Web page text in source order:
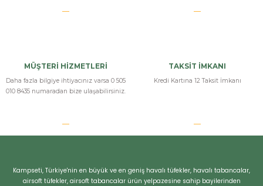
MÜŞTERİ HİZMETLERİ
Daha fazla bilgiye ihtiyacınız varsa 0 505
010 8435 numaradan bize ulaşabilirsiniz.
TAKSİT İMKANI
Kredi Kartına 12 Taksit İmkanı
Kampseti, Türkiye'nin en büyük ve en geniş havalı tüfekler, havalı tabancalar,
airsoft tüfekler, airsoft tabancalar ürün yelpazesine sahip bayilerinden